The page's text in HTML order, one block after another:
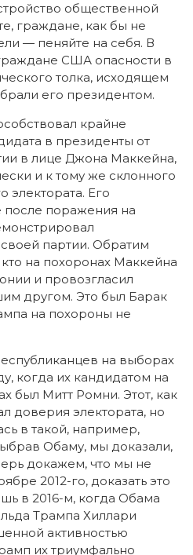
общественной
граждане, как бы не
— пеняйте на себя. В
США опасности в
толка, исходящем
его президентом.
крайне
в президенты от
в лице Джона Маккейна,
и к тому же склонного
электората. Его
после поражения на
партии. Обратим
на похоронах Маккейна
и провозгласил
другом. Это был Барак
на похороны не
на выборах
когда их кандидатом на
был Митт Ромни. Этот, как
доверия электората, но
в такой, например,
Обаму, мы доказали,
докажем, что мы не
2012-го, доказать это
в 2016-м, когда Обама
Трампа Хиллари
активностью
их триумфально